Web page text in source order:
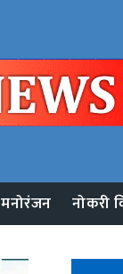
मनोरंजन नोकरी